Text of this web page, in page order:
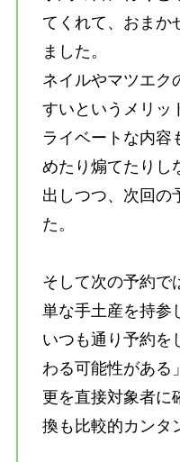
てくれて、おまか
ました。
ネイルやマツエク
すいというメリッ
ライベートな内容
めたり煽てたりし
出しつつ、次回の
た。
そして次の予約で
単な手土産を持参
いつも通り予約を
わる可能性がある
更を直接対象者に
換も比較的カンタ